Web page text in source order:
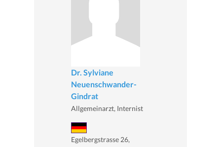
Dr. Sylviane
Neuenschwander-
Gindrat
Allgemeinarzt, Internist
Egelbergstrasse 26,